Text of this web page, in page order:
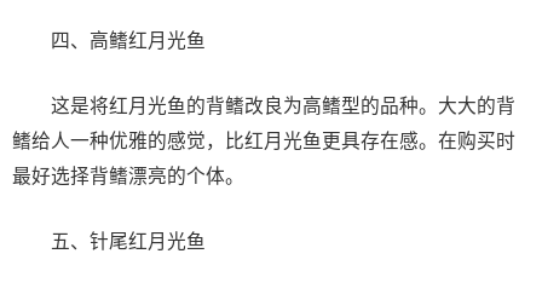
四、高鳍红月光鱼
这是将红月光鱼的背鳍改良为高鳍型的品种。大大的背
鳍给人一种优雅的感觉，比红月光鱼更具存在感。在购买时
最好选择背鳍漂亮的个体。
五、针尾红月光鱼